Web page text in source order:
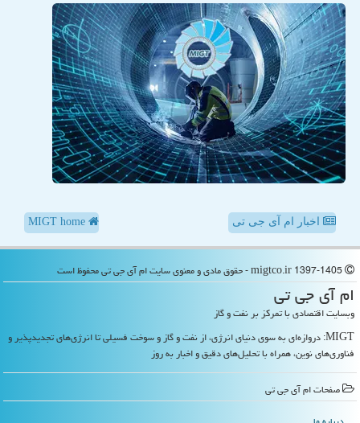
اخبار ام آی جی تی
ام آی جی تی
وبسایت اقتصادی با تمرکز بر نفت و گاز
MIGT: دروازه‌ای به سوی دنیای انرژی، از نفت و گاز و سوخت فسیلی تا انرژی‌های تجدیدپذیر و
فناوری‌های نوین، همراه با تحلیل‌های دقیق و اخبار به روز
صفحات ام آی جی تی